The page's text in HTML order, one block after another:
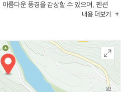
름다운 풍경을 감상할 수 있으며, 펜션
있다. 펜션에는 조양강을 따라 산책로가
들과 깨끗한 자연 속에서 즐거운 시간을
가 있어 단체팀들이 족구와 축구 등 다양한
이 있다. 화암동굴, 정선오일장 등 정선의
일바이크, 동강 낚시 등과 같은 정선의
내용 더보기